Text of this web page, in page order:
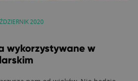
2020
wykorzystywane w